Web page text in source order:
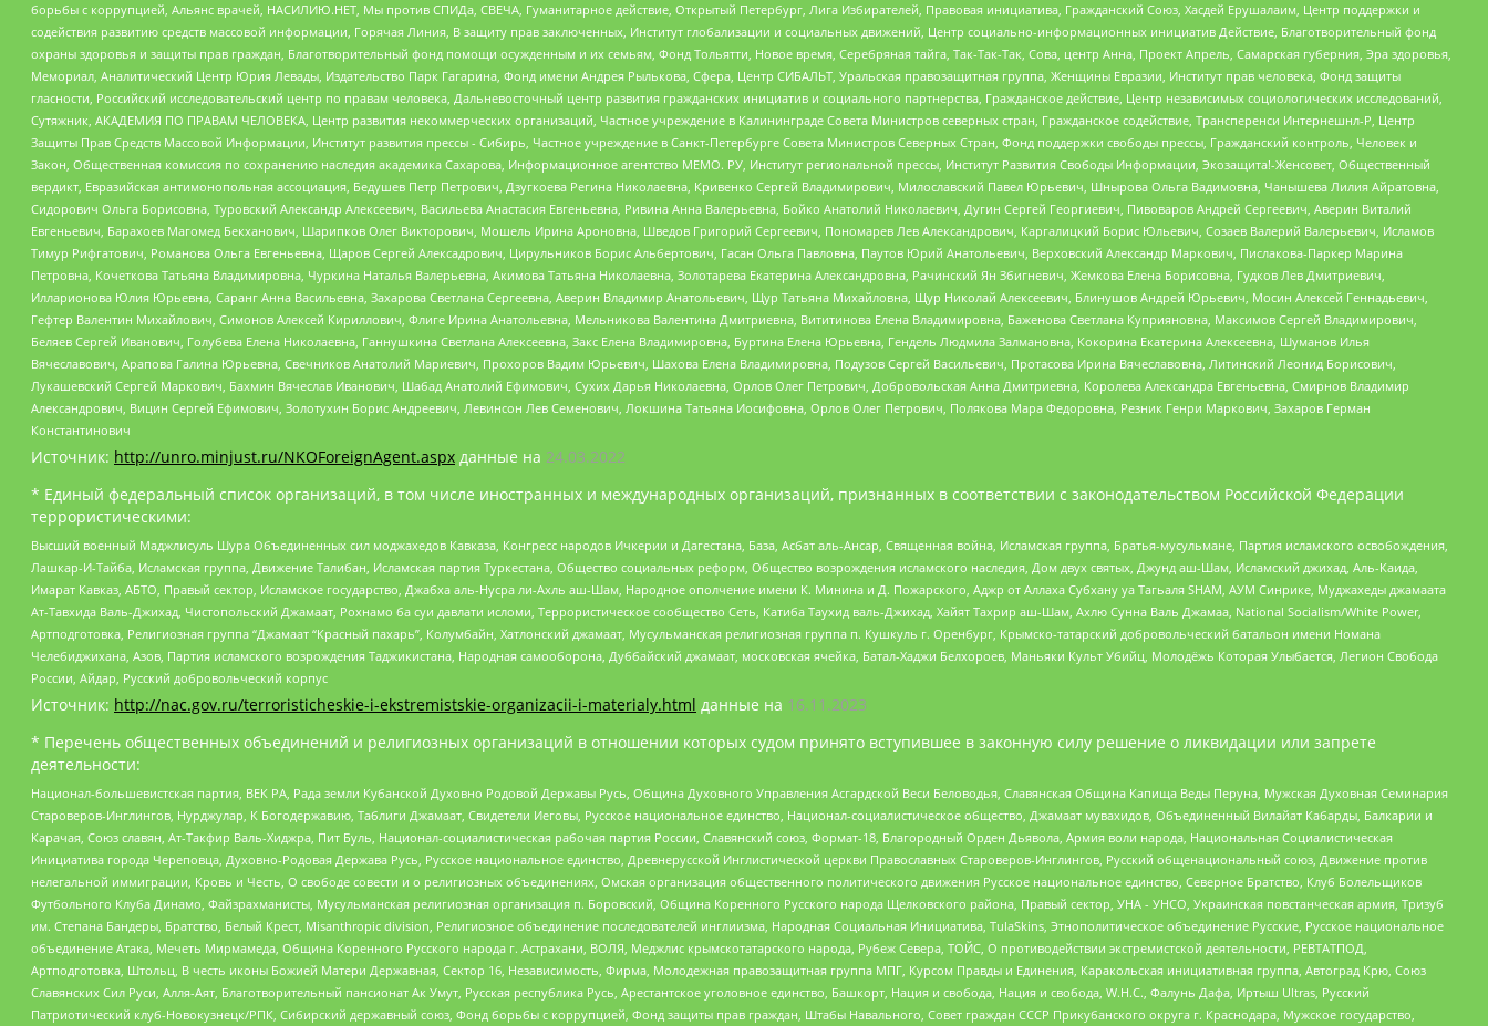
борьбы с коррупцией, Альянс врачей, НАСИЛИЮ.НЕТ, Мы против СПИДа, СВЕЧА, Гуманитарное действие, Открытый Петербург, Лига Избирателей, Правовая инициатива, Гражданский Союз, Хасдей Ерушалаим, Центр поддержки и
содействия развитию средств массовой информации, Горячая Линия, В защиту прав заключенных, Институт глобализации и социальных движений, Центр социально-информационных инициатив Действие, Благотворительный фонд
охраны здоровья и защиты прав граждан, Благотворительный фонд помощи осужденным и их семьям, Фонд Тольятти, Новое время, Серебряная тайга, Так-Так-Так, Сова, центр Анна, Проект Апрель, Самарская губерния, Эра здоровья,
Мемориал, Аналитический Центр Юрия Левады, Издательство Парк Гагарина, Фонд имени Андрея Рылькова, Сфера, Центр СИБАЛЬТ, Уральская правозащитная группа, Женщины Евразии, Институт прав человека, Фонд защиты
гласности, Российский исследовательский центр по правам человека, Дальневосточный центр развития гражданских инициатив и социального партнерства, Гражданское действие, Центр независимых социологических исследований,
Сутяжник, АКАДЕМИЯ ПО ПРАВАМ ЧЕЛОВЕКА, Центр развития некоммерческих организаций, Частное учреждение в Калининграде Совета Министров северных стран, Гражданское содействие, Трансперенси Интернешнл-Р, Центр
Защиты Прав Средств Массовой Информации, Институт развития прессы - Сибирь, Частное учреждение в Санкт-Петербурге Совета Министров Северных Стран, Фонд поддержки свободы прессы, Гражданский контроль, Человек и
Закон, Общественная комиссия по сохранению наследия академика Сахарова, Информационное агентство МЕМО. РУ, Институт региональной прессы, Институт Развития Свободы Информации, Экозащита!-Женсовет, Общественный
вердикт, Евразийская антимонопольная ассоциация, Бедушев Петр Петрович, Дзугкоева Регина Николаевна, Кривенко Сергей Владимирович, Милославский Павел Юрьевич, Шнырова Ольга Вадимовна, Чанышева Лилия Айратовна,
Сидорович Ольга Борисовна, Туровский Александр Алексеевич, Васильева Анастасия Евгеньевна, Ривина Анна Валерьевна, Бойко Анатолий Николаевич, Дугин Сергей Георгиевич, Пивоваров Андрей Сергеевич, Аверин Виталий
Евгеньевич, Барахоев Магомед Бекханович, Шарипков Олег Викторович, Мошель Ирина Ароновна, Шведов Григорий Сергеевич, Пономарев Лев Александрович, Каргалицкий Борис Юльевич, Созаев Валерий Валерьевич, Исламов
Тимур Рифгатович, Романова Ольга Евгеньевна, Щаров Сергей Алексадрович, Цирульников Борис Альбертович, Гасан Ольга Павловна, Паутов Юрий Анатольевич, Верховский Александр Маркович, Пислакова-Паркер Марина
Петровна, Кочеткова Татьяна Владимировна, Чуркина Наталья Валерьевна, Акимова Татьяна Николаевна, Золотарева Екатерина Александровна, Рачинский Ян Збигневич, Жемкова Елена Борисовна, Гудков Лев Дмитриевич,
Илларионова Юлия Юрьевна, Саранг Анна Васильевна, Захарова Светлана Сергеевна, Аверин Владимир Анатольевич, Щур Татьяна Михайловна, Щур Николай Алексеевич, Блинушов Андрей Юрьевич, Мосин Алексей Геннадьевич,
Гефтер Валентин Михайлович, Симонов Алексей Кириллович, Флиге Ирина Анатольевна, Мельникова Валентина Дмитриевна, Вититинова Елена Владимировна, Баженова Светлана Куприяновна, Максимов Сергей Владимирович,
Беляев Сергей Иванович, Голубева Елена Николаевна, Ганнушкина Светлана Алексеевна, Закс Елена Владимировна, Буртина Елена Юрьевна, Гендель Людмила Залмановна, Кокорина Екатерина Алексеевна, Шуманов Илья
Вячеславович, Арапова Галина Юрьевна, Свечников Анатолий Мариевич, Прохоров Вадим Юрьевич, Шахова Елена Владимировна, Подузов Сергей Васильевич, Протасова Ирина Вячеславовна, Литинский Леонид Борисович,
Лукашевский Сергей Маркович, Бахмин Вячеслав Иванович, Шабад Анатолий Ефимович, Сухих Дарья Николаевна, Орлов Олег Петрович, Добровольская Анна Дмитриевна, Королева Александра Евгеньевна, Смирнов Владимир
Александрович, Вицин Сергей Ефимович, Золотухин Борис Андреевич, Левинсон Лев Семенович, Локшина Татьяна Иосифовна, Орлов Олег Петрович, Полякова Мара Федоровна, Резник Генри Маркович, Захаров Герман
Константинович
Источник: http://unro.minjust.ru/NKOForeignAgent.aspx данные на 24.03.2022
* Единый федеральный список организаций, в том числе иностранных и международных организаций, признанных в соответствии с законодательством Российской Федерации
террористическими:
Высший военный Маджлисуль Шура Объединенных сил моджахедов Кавказа, Конгресс народов Ичкерии и Дагестана, База, Асбат аль-Ансар, Священная война, Исламская группа, Братья-мусульмане, Партия исламского освобождения,
Лашкар-И-Тайба, Исламская группа, Движение Талибан, Исламская партия Туркестана, Общество социальных реформ, Общество возрождения исламского наследия, Дом двух святых, Джунд аш-Шам, Исламский джихад, Аль-Каида,
Имарат Кавказ, АБТО, Правый сектор, Исламское государство, Джабха аль-Нусра ли-Ахль аш-Шам, Народное ополчение имени К. Минина и Д. Пожарского, Аджр от Аллаха Субхану уа Тагьаля SHAM, АУМ Синрике, Муджахеды джамаата
Ат-Тавхида Валь-Джихад, Чистопольский Джамаат, Рохнамо ба суи давлати исломи, Террористическое сообщество Сеть, Катиба Таухид валь-Джихад, Хайят Тахрир аш-Шам, Ахлю Сунна Валь Джамаа, National Socialism/White Power,
Артподготовка, Религиозная группа “Джамаат “Красный пахарь”, Колумбайн, Хатлонский джамаат, Мусульманская религиозная группа п. Кушкуль г. Оренбург, Крымско-татарский добровольческий батальон имени Номана
Челебиджихана, Азов, Партия исламского возрождения Таджикистана, Народная самооборона, Дуббайский джамаат, московская ячейка, Батал-Хаджи Белхороев, Маньяки Культ Убийц, Молодёжь Которая Улыбается, Легион Свобода
России, Айдар, Русский добровольческий корпус
Источник: http://nac.gov.ru/terroristicheskie-i-ekstremistskie-organizacii-i-materialy.html данные на 16.11.2023
* Перечень общественных объединений и религиозных организаций в отношении которых судом принято вступившее в законную силу решение о ликвидации или запрете
деятельности:
Национал-большевистская партия, ВЕК РА, Рада земли Кубанской Духовно Родовой Державы Русь, Община Духовного Управления Асгардской Веси Беловодья, Славянская Община Капища Веды Перуна, Мужская Духовная Семинария
Староверов-Инглингов, Нурджулар, К Богодержавию, Таблиги Джамаат, Свидетели Иеговы, Русское национальное единство, Национал-социалистическое общество, Джамаат мувахидов, Объединенный Вилайат Кабарды, Балкарии и
Карачая, Союз славян, Ат-Такфир Валь-Хиджра, Пит Буль, Национал-социалистическая рабочая партия России, Славянский союз, Формат-18, Благородный Орден Дьявола, Армия воли народа, Национальная Социалистическая
Инициатива города Череповца, Духовно-Родовая Держава Русь, Русское национальное единство, Древнерусской Инглистической церкви Православных Староверов-Инглингов, Русский общенациональный союз, Движение против
нелегальной иммиграции, Кровь и Честь, О свободе совести и о религиозных объединениях, Омская организация общественного политического движения Русское национальное единство, Северное Братство, Клуб Болельщиков
Футбольного Клуба Динамо, Файзрахманисты, Мусульманская религиозная организация п. Боровский, Община Коренного Русского народа Щелковского района, Правый сектор, УНА - УНСО, Украинская повстанческая армия, Тризуб
им. Степана Бандеры, Братство, Белый Крест, Misanthropic division, Религиозное объединение последователей инглиизма, Народная Социальная Инициатива, TulaSkins, Этнополитическое объединение Русские, Русское национальное
объединение Атака, Мечеть Мирмамеда, Община Коренного Русского народа г. Астрахани, ВОЛЯ, Меджлис крымскотатарского народа, Рубеж Севера, ТОЙС, О противодействии экстремистской деятельности, РЕВТАТПОД,
Артподготовка, Штольц, В честь иконы Божией Матери Державная, Сектор 16, Независимость, Фирма, Молодежная правозащитная группа МПГ, Курсом Правды и Единения, Каракольская инициативная группа, Автоград Крю, Союз
Славянских Сил Руси, Алля-Аят, Благотворительный пансионат Ак Умут, Русская республика Русь, Арестантское уголовное единство, Башкорт, Нация и свобода, Нация и свобода, W.H.С., Фалунь Дафа, Иртыш Ultras, Русский
Патриотический клуб-Новокузнецк/РПК, Сибирский державный союз, Фонд борьбы с коррупцией, Фонд защиты прав граждан, Штабы Навального, Совет граждан СССР Прикубанского округа г. Краснодара, Мужское государство,